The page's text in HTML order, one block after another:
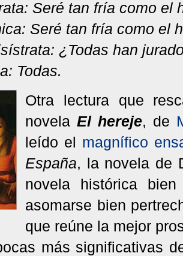
Seré tan fría como el
Seré tan fría como el
¿Todas han
Todas.
Otra lectura que
novela El hereje, de
leído el magnífico
España, la novela de
novela histórica
asomarse bien
que reúne la mejor
más significativas